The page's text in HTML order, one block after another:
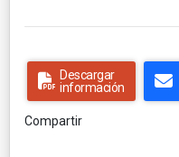
Descargar
información
Compartir